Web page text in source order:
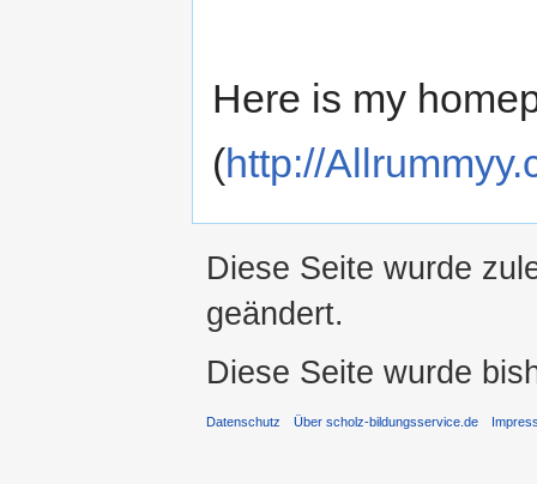
Here is my
(http://
Diese Seite wurde
geändert.
Diese Seite wurde
Datenschutz Über scholz-bildungsservice.de